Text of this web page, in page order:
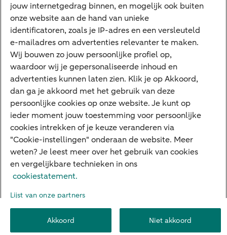
Cyber Veilig & Zeker
Private Banking
Interessant
Sectoren & trends
Ondernemersverhalen
Valutacentrum
Alles over PSD2
Business Community
Over ABN AMRO
Toegankelijkheid
PrivacyDisclaimerCookie-instellingen
jouw internetgedrag binnen, en mogelijk ook buiten
onze website aan de hand van unieke
identificatoren, zoals je IP-adres en een versleuteld
e-mailadres om advertenties relevanter te maken.
Wij bouwen zo jouw persoonlijke profiel op,
waardoor wij je gepersonaliseerde inhoud en
advertenties kunnen laten zien. Klik je op Akkoord,
dan ga je akkoord met het gebruik van deze
persoonlijke cookies op onze website. Je kunt op
ieder moment jouw toestemming voor persoonlijke
cookies intrekken of je keuze veranderen via
"Cookie-instellingen" onderaan de website. Meer
weten? Je leest meer over het gebruik van cookies
en vergelijkbare technieken in ons
cookiestatement.
Lijst van onze partners
Akkoord Niet akkoord